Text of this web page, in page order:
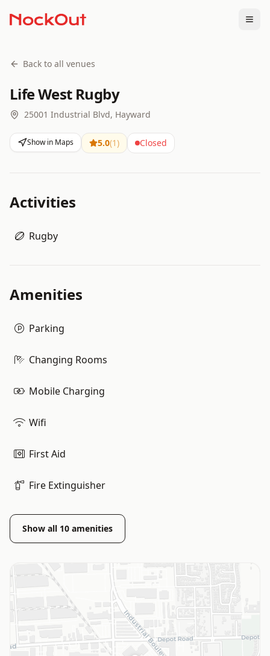
Back to all venues
Life West Rugby
25001 Industrial Blvd, Hayward
Show in Maps 5.0(1) Closed
Activities
Rugby
Amenities
Parking
Changing Rooms
Mobile Charging
Wifi
First Aid
Fire Extinguisher
Show all 10 amenities